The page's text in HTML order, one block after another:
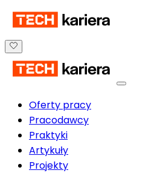
Oferty pracy
Pracodawcy
Praktyki
Artykuły
Projekty